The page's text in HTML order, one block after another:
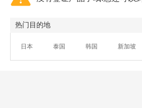
热门目的地
日本 泰国 韩国 新加坡